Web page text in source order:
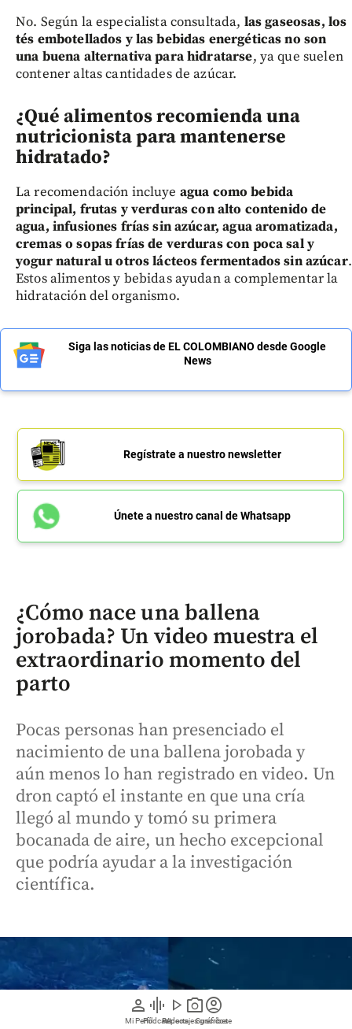
person
Mi Perfil
graphic_eq
Pódcast
play_arrow
Videos
photo_camera
Reportajes gráficos
account_circle
Suscríbete
No. Según la especialista consultada, las gaseosas, los
tés embotellados y las bebidas energéticas no son
una buena alternativa para hidratarse, ya que suelen
contener altas cantidades de azúcar.
¿Qué alimentos recomienda una
nutricionista para mantenerse
hidratado?
La recomendación incluye agua como bebida
principal, frutas y verduras con alto contenido de
agua, infusiones frías sin azúcar, agua aromatizada,
cremas o sopas frías de verduras con poca sal y
yogur natural u otros lácteos fermentados sin azúcar.
Estos alimentos y bebidas ayudan a complementar la
hidratación del organismo.
Siga las noticias de EL COLOMBIANO desde Google
News
Regístrate a nuestro newsletter
Únete a nuestro canal de Whatsapp
¿Cómo nace una ballena
jorobada? Un video muestra el
extraordinario momento del
parto
Pocas personas han presenciado el
nacimiento de una ballena jorobada y
aún menos lo han registrado en video. Un
dron captó el instante en que una cría
llegó al mundo y tomó su primera
bocanada de aire, un hecho excepcional
que podría ayudar a la investigación
científica.